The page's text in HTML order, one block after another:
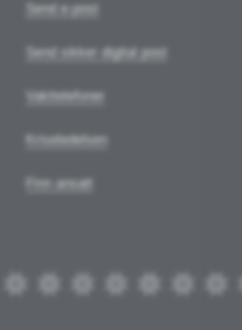
Send e-post
Send sikker digital post
Vakttelefoner
Kriseledelsen
Finn ansatt